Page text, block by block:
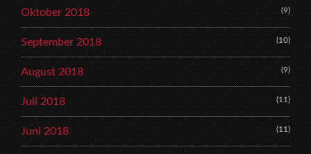
Oktober 2018 (9)
September 2018 (10)
August 2018 (9)
Juli 2018 (11)
Juni 2018 (11)